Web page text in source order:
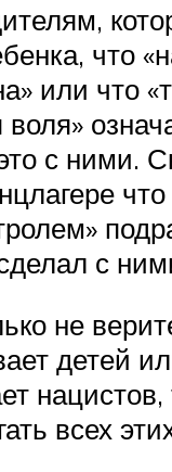
что
или что
с ними.
что
с
не
детей
всех